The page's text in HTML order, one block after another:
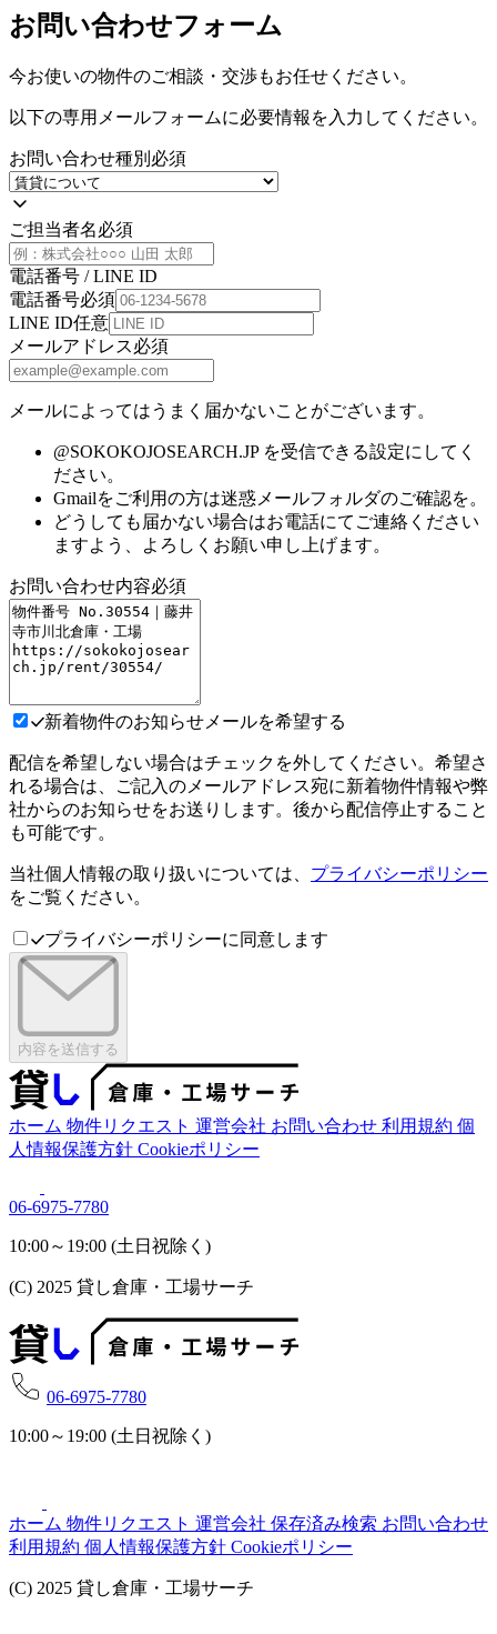
お問い合わせフォーム
今お使いの物件のご相談・交渉もお任せください。
以下の専用メールフォームに必要情報を入力してください。
お問い合わせ種別 必須
ご担当者名必須
電話番号 / LINE ID
電話番号必須
LINE ID任意
メールアドレス必須
メールによってはうまく届かないことがございます。
@SOKOKOJOSEARCH.JP を受信できる設定にしてく
ださい。
Gmailをご利用の方は迷惑メールフォルダのご確認を。
どうしても届かない場合はお電話にてご連絡ください
ますよう、よろしくお願い申し上げます。
お問い合わせ内容必須
新着物件のお知らせメールを希望する
配信を希望しない場合はチェックを外してください。希望さ
れる場合は、ご記入のメールアドレス宛に新着物件情報や弊
社からのお知らせをお送りします。後から配信停止すること
も可能です。
当社個人情報の取り扱いについては、 プライバシーポリシー
をご覧ください。
プライバシーポリシーに同意します
内容を送信する
ホーム 物件リクエスト 運営会社 お問い合わせ 利用規約 個
人情報保護方針 Cookieポリシー
06-6975-7780
10:00～19:00 (土日祝除く)
(C) 2025 貸し倉庫・工場サーチ
06-6975-7780
10:00～19:00 (土日祝除く)
ホーム 物件リクエスト 運営会社 保存済み検索 お問い合わせ
利用規約 個人情報保護方針 Cookieポリシー
(C) 2025 貸し倉庫・工場サーチ